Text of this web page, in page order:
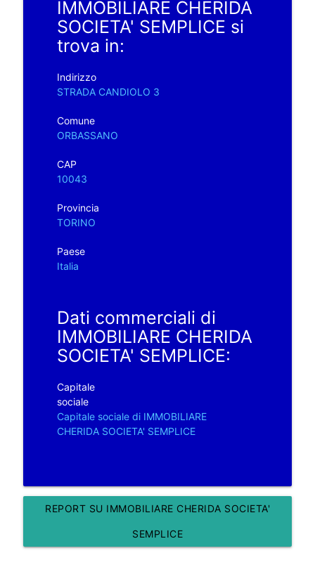
IMMOBILIARE CHERIDA
SOCIETA' SEMPLICE si
trova in:
Indirizzo
STRADA CANDIOLO 3
Comune
ORBASSANO
CAP
10043
Provincia
TORINO
Paese
Italia
Dati commerciali di
IMMOBILIARE CHERIDA
SOCIETA' SEMPLICE:
Capitale
sociale
Capitale sociale di IMMOBILIARE
CHERIDA SOCIETA' SEMPLICE
REPORT SU IMMOBILIARE CHERIDA SOCIETA'
SEMPLICE